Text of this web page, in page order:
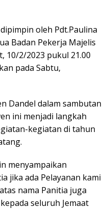
oleh Pdt.Paulina
Badan Pekerja Majelis
10/2/2023 pukul 21.00
pada Sabtu,
Dandel dalam sambutan
ini menjadi langkah
kegiatan di tahun
menyampaikan
jika ada Pelayanan kami
nama Panitia juga
seluruh Jemaat